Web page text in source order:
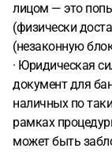
лицом — это
(физически
(незаконную
· Юридическая
документ для
наличных по
рамках
может быть